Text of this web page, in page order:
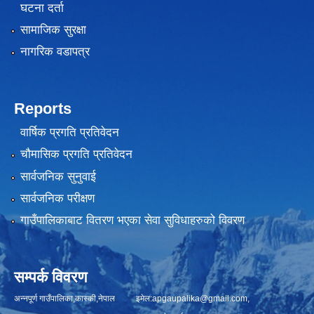
घटना दर्ता
सामाजिक सुरक्षा
नागरिक वडापत्र
Reports
वार्षिक प्रगति प्रतिवेदन
चौमासिक प्रगति प्रतिवेदन
सार्वजनिक सुनुवाई
सार्वजनिक परीक्षण
गाउँपालिकाबाट वितरण भएका सेवा सुविधाहरुको विवरण
सम्पर्क विवरण
अन्नपूर्ण गाउँपालिका,कास्की,नेपाल इमेल:apgaupalika@gmail.com,